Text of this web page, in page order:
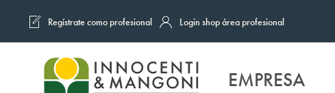
Skip to main content
Regístrate como profesional Login shop área profesional
EMPRESA